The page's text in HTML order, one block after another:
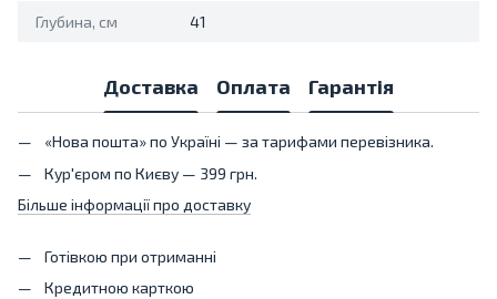
Глубина, см 41
Доставка Оплата Гарантія
«Нова пошта» по Україні — за тарифами перевізника.
Кур'єром по Києву — 399 грн.
Більше інформації про доставку
Готівкою при отриманні
Кредитною карткою